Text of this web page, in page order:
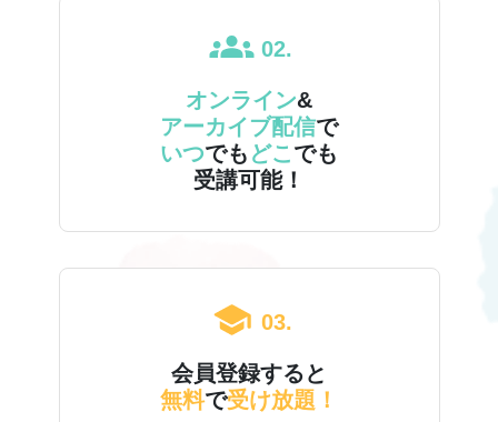
02.
オンライン&
アーカイブ配信で
いつでもどこでも
受講可能！
03.
会員登録すると
無料で受け放題！